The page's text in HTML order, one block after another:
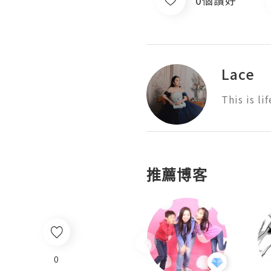
0
Lace
This is
推薦博客